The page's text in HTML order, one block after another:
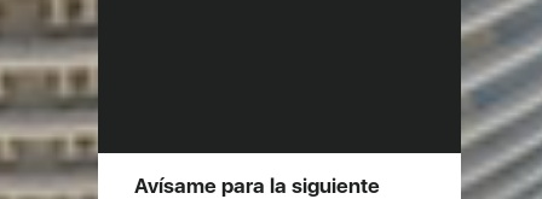
Avísame para la siguiente